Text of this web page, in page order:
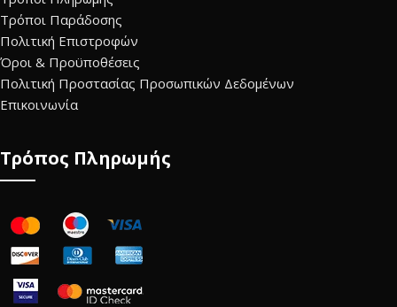
Τρόποι Παράδοσης
Πολιτική Επιστροφών
Όροι & Προϋποθέσεις
Πολιτική Προστασίας Προσωπικών Δεδομένων
Επικοινωνία
Τρόπος Πληρωμής